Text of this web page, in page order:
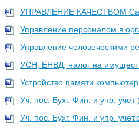
УПРАВЛЕНИЕ КАЧЕСТВОМ
Управление персоналом в
Управление человеческими
УСН, ЕНВД, налог на
Устройство памяти
Уч. пос. Бухг. Фин. и упр. учет
Уч. пос. Бухг. Фин. и упр.